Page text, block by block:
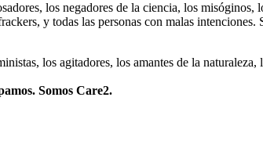
los negadores de la ciencia, los
y todas las personas con malas
los agitadores, los amantes de la
Somos Care2.